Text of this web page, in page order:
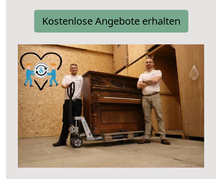
Kostenlose Angebote erhalten